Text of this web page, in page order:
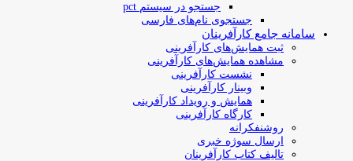
جستجو در سیستم pct
جستجوی نام‌های فارسی
سامانه جامع کارآفرینان
ثبت همایش‌های کارآفرینی
مشاهده همایش‌های کارآفرینی
نشست کارآفرینی
وبینار کارآفرینی
همایش و رویداد کارآفرینی
کارگاه کارآفرینی
روشنفکرانه
ارسال سوژه‌ خبری
تالیف کتاب کارآفرینان